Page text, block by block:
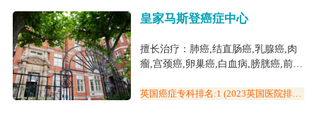
皇家马斯登癌症中心
擅长治疗：肺癌,结直肠癌,乳腺癌,肉
瘤,宫颈癌,卵巢癌,白血病,膀胱癌,前列
病(儿童)
英国癌症专科排名:1 (2023英国医院排